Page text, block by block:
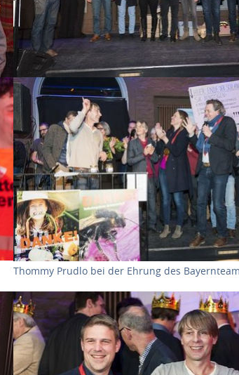
Show larger version for:
Thommy Prudlo bei der Ehrung des
Show larger version